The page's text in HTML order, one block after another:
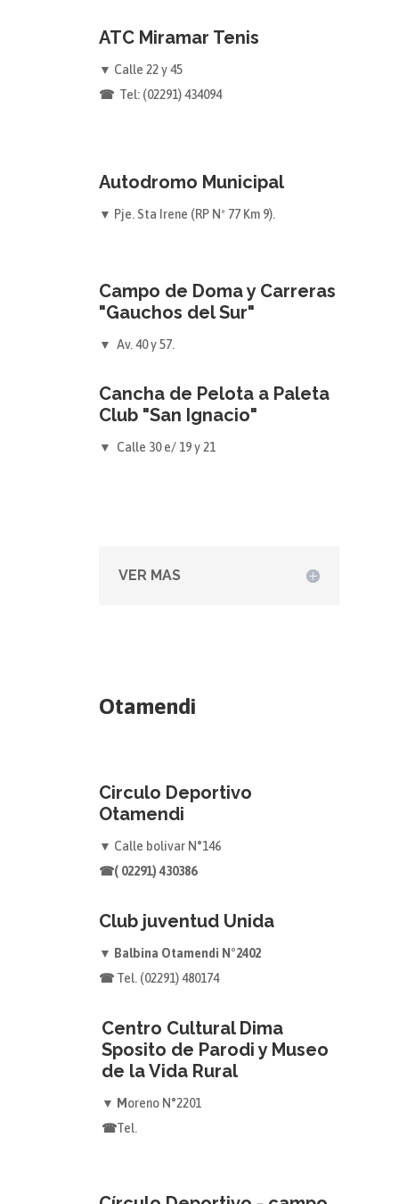
ATC Miramar Tenis
▼ Calle 22 y 45
☎ Tel: (02291) 434094
Autodromo Municipal
▼ Pje. Sta Irene (RP Nº 77 Km 9).
Campo de Doma y Carreras
"Gauchos del Sur"
▼Av. 40 y 57.
Cancha de Pelota a Paleta
Club "San Ignacio"
▼ Calle 30 e/ 19 y 21
VER MAS
Otamendi
Circulo Deportivo
Otamendi
▼ Calle bolivar N°146
☎( 02291) 430386
Club juventud Unida
▼ Balbina Otamendi N°2402
☎ Tel. (02291) 480174
Centro Cultural Dima
Sposito de Parodi y Museo
de la Vida Rural
▼ M oreno N°2201
☎Tel.